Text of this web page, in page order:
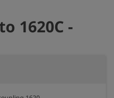
1620C -